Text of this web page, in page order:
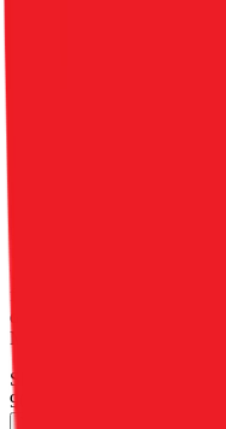
Toto pouzdro má původní
Vnější strana je obšita
měkký materiál, který
Obsahuje kapsu na
v několika různých
materiálu s metalizovanou
světla. Okraje jsou
originalitu. Uvnitř je
který poskytuje vynikající
před poškrábáním a
praktickou kapsu na
užitečné při sledování
umístěn v silikonovém
funkční tlačítka, což
dostupné v několika
Magnet.
Skladem 24 ks u dodavatele
90 Kč